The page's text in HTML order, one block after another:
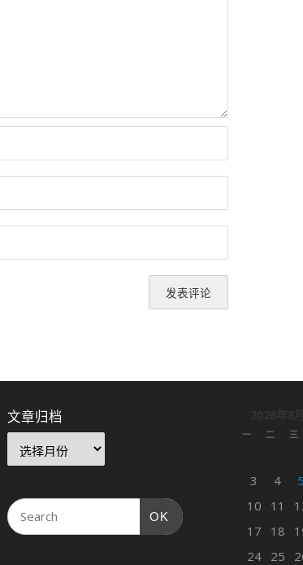
文章归档
OK
一 二 三
3
4 5
10
11
17
18
24
25